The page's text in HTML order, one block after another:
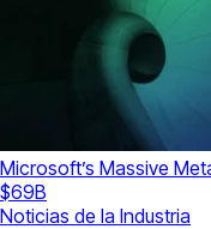
Microsoft’s Massive
$69B
Noticias de la Industria